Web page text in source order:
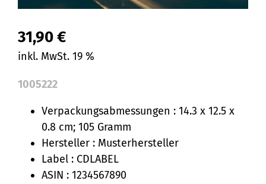
31,90€
inkl. MwSt. 19 %
1005222
Verpackungsabmessungen : 14.3 x 12.5 x
0.8 cm; 105 Gramm
Hersteller : Musterhersteller
Label : CDLABEL
ASIN : 1234567890